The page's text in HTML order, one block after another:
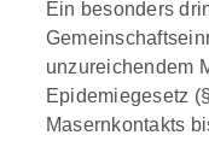
Ein besonders
unzureichendem
Epidemiegesetz
Masernkontakts